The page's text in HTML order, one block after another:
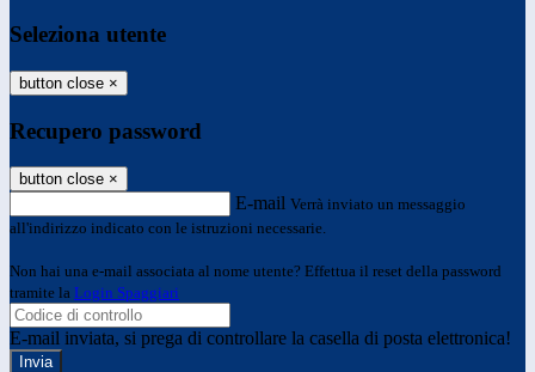
Seleziona utente
button close ×
Recupero password
button close ×
E-mail Verrà inviato un messaggio
all'indirizzo indicato con le istruzioni necessarie.
Non hai una e-mail associata al nome utente? Effettua il reset della password
tramite la Login Spaggiari
E-mail inviata, si prega di controllare la casella di posta elettronica!